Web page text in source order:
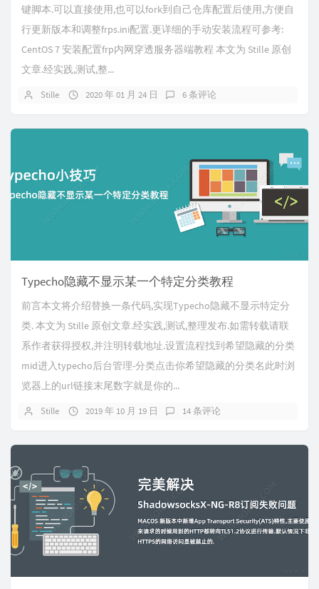
键脚本.可以直接使用,也可以fork到自己仓库配置后使用,方便自
行更新版本和调整frps.ini配置.更详细的手动安装流程可参考:
CentOS 7 安装配置frp内网穿透服务器端教程 本文为 Stille 原创
文章.经实践,测试,整...
Stille 2020 年 01 月 24 日 6 条评论
Typecho隐藏不显示某一个特定分类教程
前言本文将介绍替换一条代码,实现Typecho隐藏不显示特定分
类. 本文为 Stille 原创文章.经实践,测试,整理发布.如需转载请联
系作者获得授权,并注明转载地址.设置流程找到希望隐藏的分类
mid进入typecho后台管理-分类点击你希望隐藏的分类名此时浏
览器上的url链接末尾数字就是你的...
Stille 2019 年 10 月 19 日 14 条评论